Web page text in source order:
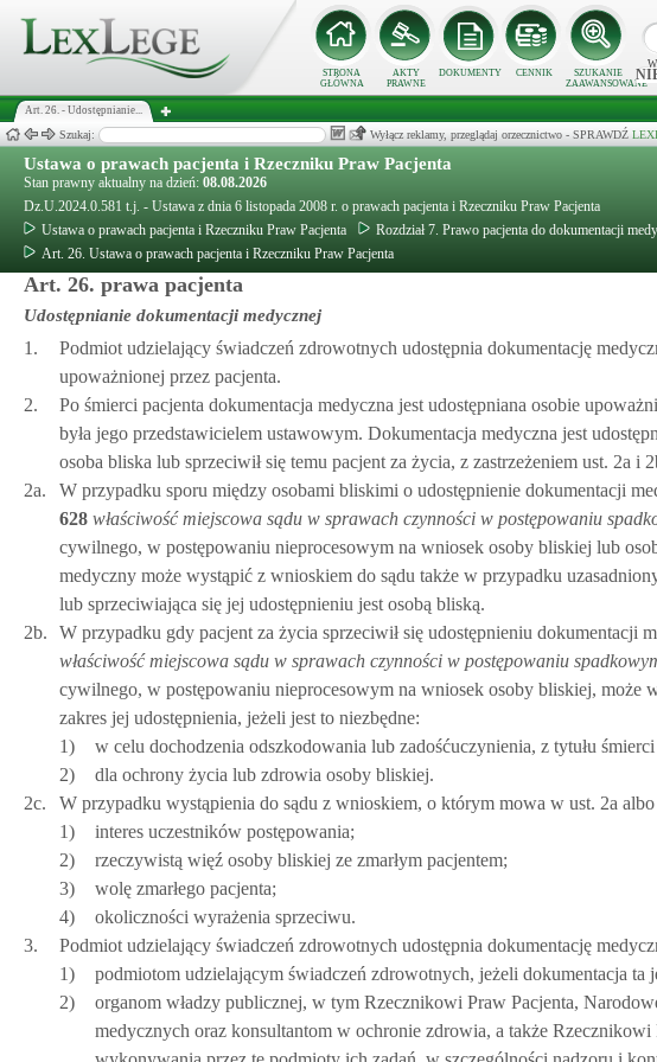
STRONA
GŁÓWNA
AKTY
PRAWNE
DOKUMENTY CENNIK
SZUKANIE
ZAAWANSOWANE
Art. 26. - Udostępnianie...
Szukaj: Wyłącz reklamy, przeglądaj orzecznictwo - SPRAWDŹ
Ustawa o prawach pacjenta i Rzeczniku Praw Pacjenta
Stan prawny aktualny na dzień: 08.08.2026
Dz.U.2024.0.581 t.j. - Ustawa z dnia 6 listopada 2008 r. o prawach pacjenta i Rzeczniku Praw Pacjenta
Ustawa o prawach pacjenta i Rzeczniku Praw Pacjenta
Rozdział 7. Prawo pacjenta do dokumentacji
Art. 26. Ustawa o prawach pacjenta i Rzeczniku Praw Pacjenta
Art. 26. prawa pacjenta
Udostępnianie dokumentacji medycznej
1.
Podmiot udzielający świadczeń zdrowotnych udostępnia dokumentację
upoważnionej przez pacjenta.
2.
Po śmierci pacjenta dokumentacja medyczna jest udostępniana osobie
była jego przedstawicielem ustawowym. Dokumentacja medyczna jest
osoba bliska lub sprzeciwił się temu pacjent za życia, z zastrzeżeniem ust. 2a i
2a.
W przypadku sporu między osobami bliskimi o udostępnienie dokumentacji
628 właściwość miejscowa sądu w sprawach czynności w postępowaniu
cywilnego, w postępowaniu nieprocesowym na wniosek osoby bliskiej lub
medyczny może wystąpić z wnioskiem do sądu także w przypadku
lub sprzeciwiająca się jej udostępnieniu jest osobą bliską.
2b.
W przypadku gdy pacjent za życia sprzeciwił się udostępnieniu
właściwość miejscowa sądu w sprawach czynności w postępowaniu
cywilnego, w postępowaniu nieprocesowym na wniosek osoby bliskiej, może
zakres jej udostępnienia, jeżeli jest to niezbędne:
1)
w celu dochodzenia odszkodowania lub zadośćuczynienia, z tytułu śmierci
2)
dla ochrony życia lub zdrowia osoby bliskiej.
2c.
W przypadku wystąpienia do sądu z wnioskiem, o którym mowa w ust. 2a albo
1)
interes uczestników postępowania;
2)
rzeczywistą więź osoby bliskiej ze zmarłym pacjentem;
3)
wolę zmarłego pacjenta;
4)
okoliczności wyrażenia sprzeciwu.
3.
Podmiot udzielający świadczeń zdrowotnych udostępnia dokumentację
1)
podmiotom udzielającym świadczeń zdrowotnych, jeżeli dokumentacja ta
2)
organom władzy publicznej, w tym Rzecznikowi Praw Pacjenta,
medycznych oraz konsultantom w ochronie zdrowia, a także